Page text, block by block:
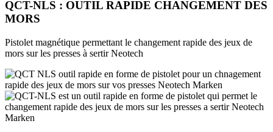
QCT-NLS : OUTIL RAPIDE CHANGEMENT DES
MORS
Pistolet magnétique permettant le changement rapide des jeux de
mors sur les presses à sertir Neotech